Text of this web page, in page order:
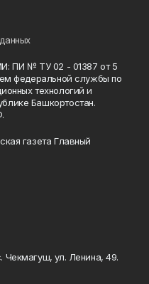
ПИ № ТУ 02 - 01387 от 5
федеральной службы по
технологий и
Башкортостан.
газета Главный
ул. Ленина, 49.